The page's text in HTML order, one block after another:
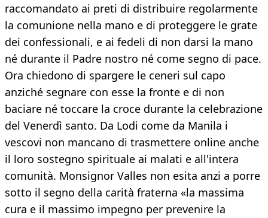
raccomandato ai preti di distribuire regolarmente
la comunione nella mano e di proteggere le grate
dei confessionali, e ai fedeli di non darsi la mano
né durante il Padre nostro né come segno di pace.
Ora chiedono di spargere le ceneri sul capo
anziché segnare con esse la fronte e di non
baciare né toccare la croce durante la celebrazione
del Venerdì santo. Da Lodi come da Manila i
vescovi non mancano di trasmettere online anche
il loro sostegno spirituale ai malati e all'intera
comunità. Monsignor Valles non esita anzi a porre
sotto il segno della carità fraterna «la massima
cura e il massimo impegno per prevenire la